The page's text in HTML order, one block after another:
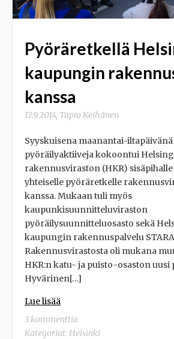
Pyöräretkellä
kaupungin
kanssa
17.9.2014, Tapio Keihänen
Syyskuisena maanantai-
pyöräilyaktiiveja kokoontui
rakennusviraston (HKR)
yhteiselle pyöräretkelle
kanssa. Mukaan tuli myös
kaupunkisuunnitteluviraston
pyöräilysuunnitteluosasto sekä
kaupungin rakennuspalvelu
Rakennusvirastosta oli mukana
HKR:n katu- ja puisto-osaston uusi
Hyvärinen[…]
Lue lisää
3 kommenttia
Kategoriat:Helsinki